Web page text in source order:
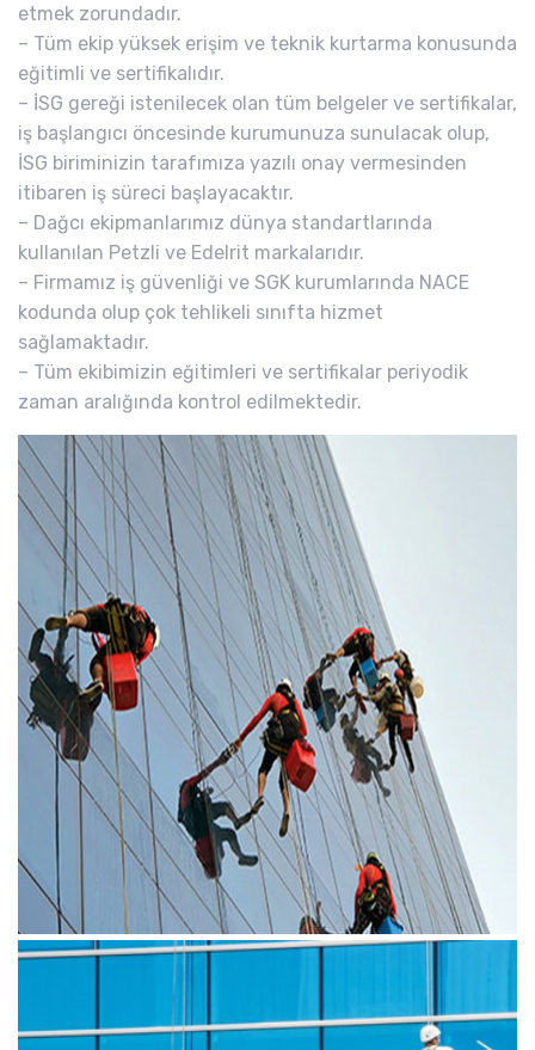
etmek zorundadır.
– Tüm ekip yüksek erişim ve teknik kurtarma konusunda
eğitimli ve sertifikalıdır.
– İSG gereği istenilecek olan tüm belgeler ve sertifikalar,
iş başlangıcı öncesinde kurumunuza sunulacak olup,
İSG biriminizin tarafımıza yazılı onay vermesinden
itibaren iş süreci başlayacaktır.
– Dağcı ekipmanlarımız dünya standartlarında
kullanılan Petzli ve Edelrit markalarıdır.
– Firmamız iş güvenliği ve SGK kurumlarında NACE
kodunda olup çok tehlikeli sınıfta hizmet
sağlamaktadır.
– Tüm ekibimizin eğitimleri ve sertifikalar periyodik
zaman aralığında kontrol edilmektedir.